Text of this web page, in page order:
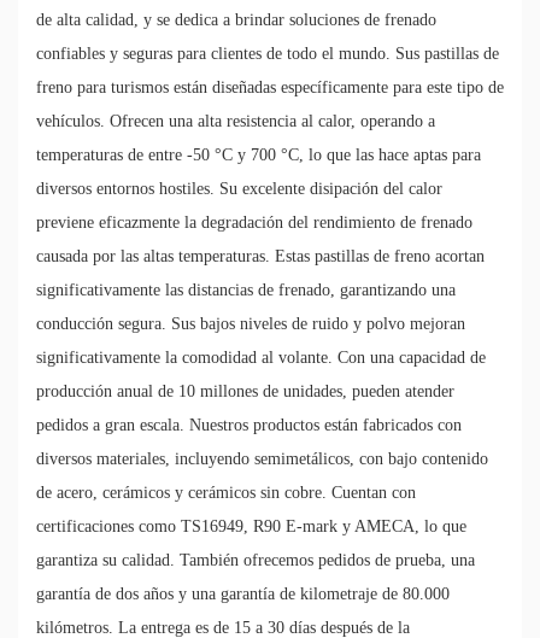
de alta calidad, y se dedica a brindar soluciones de frenado
confiables y seguras para clientes de todo el mundo. Sus pastillas de
freno para turismos están diseñadas específicamente para este tipo de
vehículos. Ofrecen una alta resistencia al calor, operando a
temperaturas de entre -50 °C y 700 °C, lo que las hace aptas para
diversos entornos hostiles. Su excelente disipación del calor
previene eficazmente la degradación del rendimiento de frenado
causada por las altas temperaturas. Estas pastillas de freno acortan
significativamente las distancias de frenado, garantizando una
conducción segura. Sus bajos niveles de ruido y polvo mejoran
significativamente la comodidad al volante. Con una capacidad de
producción anual de 10 millones de unidades, pueden atender
pedidos a gran escala. Nuestros productos están fabricados con
diversos materiales, incluyendo semimetálicos, con bajo contenido
de acero, cerámicos y cerámicos sin cobre. Cuentan con
certificaciones como TS16949, R90 E-mark y AMECA, lo que
garantiza su calidad. También ofrecemos pedidos de prueba, una
garantía de dos años y una garantía de kilometraje de 80.000
kilómetros. La entrega es de 15 a 30 días después de la